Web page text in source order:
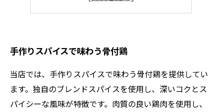
手作りスパイスで味わう骨付鶏
当店では、手作りスパイスで味わう骨付鶏を提供してい
ます。独自のブレンドスパイスを使用し、深いコクとス
パイシーな風味が特徴です。肉質の良い鶏肉を使用し、